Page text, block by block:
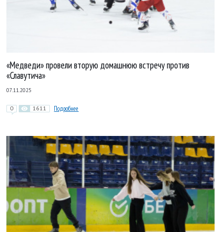
«Медведи» провели вторую домашнюю встречу против
«Славутича»
07.11.2025
0 1611 Подробнее